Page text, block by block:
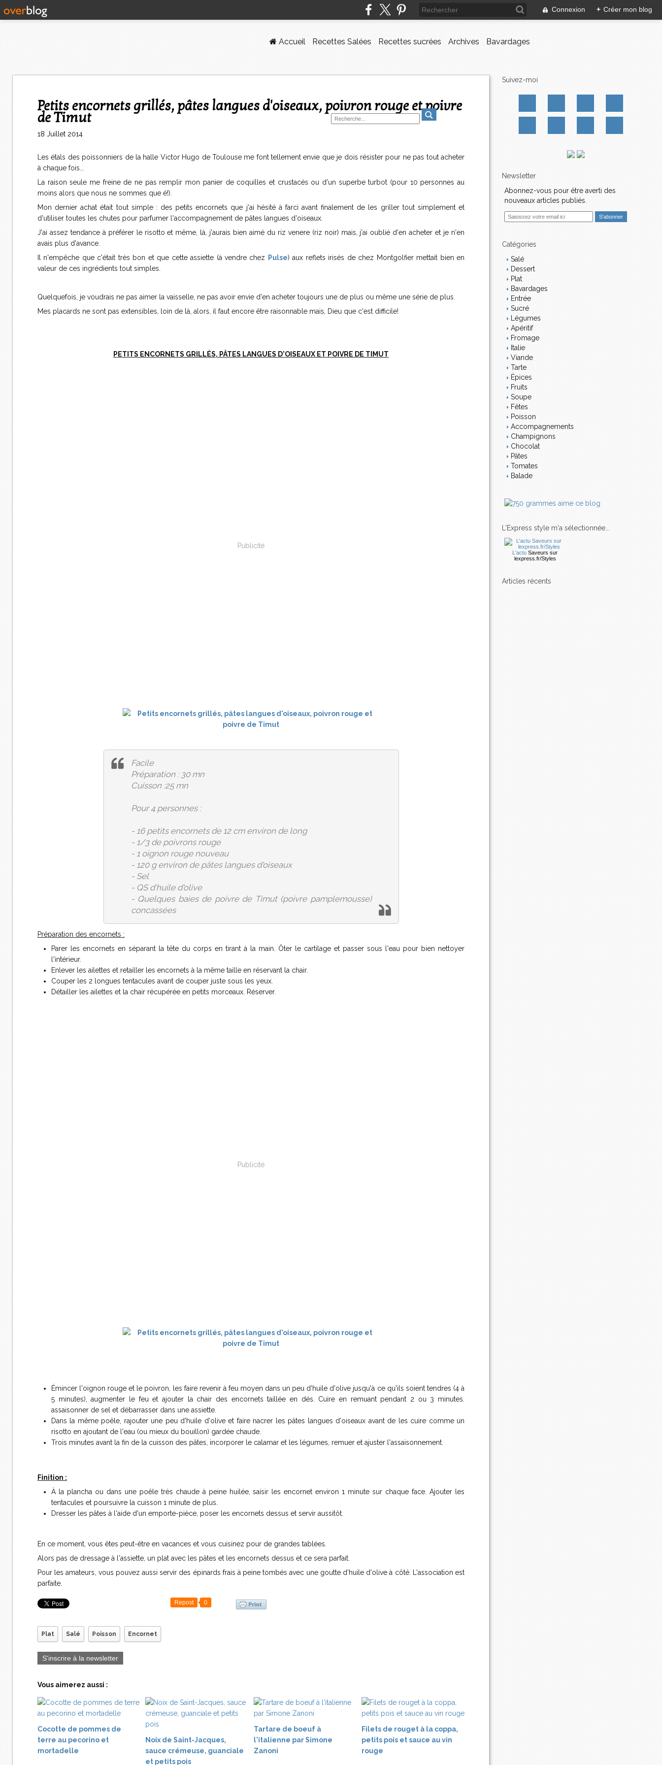
Connexion + Créer mon blog
Accueil Recettes Salées Recettes sucrées Archives Bavardages
Petits encornets grillés, pâtes langues d'oiseaux, poivron rouge et poivre
de Timut
18 Juillet 2014
Les étals des poissonniers de la halle Victor Hugo de Toulouse me font tellement envie que je dois résister pour ne pas tout acheter
à chaque fois...
La raison seule me freine de ne pas remplir mon panier de coquilles et crustacés ou d'un superbe turbot (pour 10 personnes au
moins alors que nous ne sommes que é!).
Mon dernier achat était tout simple : des petits encornets que j'ai hésité à farci avant finalement de les griller tout simplement et
d'utiliser toutes les chutes pour parfumer l'accompagnement de pâtes langues d'oiseaux.
J'ai assez tendance à préférer le risotto et même, là, j'aurais bien aimé du riz venere (riz noir) mais, j'ai oublié d'en acheter et je n'en
avais plus d'avance.
Il n'empêche que c'était très bon et que cette assiette (à vendre chez
Pulse) aux reflets irisés de chez Montgolfier mettait bien en
valeur de ces ingrédients tout simples.
Quelquefois, je voudrais ne pas aimer la vaisselle, ne pas avoir envie d'en acheter toujours une de plus ou même une série de plus.
Mes placards ne sont pas extensibles, loin de là, alors, il faut encore être raisonnable mais, Dieu que c'est difficile!
PETITS ENCORNETS GRILLÉS, PÂTES LANGUES D'OISEAUX ET POIVRE DE TIMUT
Publicité
Facile
Préparation : 30 mn
Cuisson :25 mn
Pour 4 personnes :
- 16 petits encornets de 12 cm environ de long
- 1/3 de poivrons rouge
- 1 oignon rouge nouveau
- 120 g environ de pâtes langues d'oiseaux
- Sel
- QS d'huile d'olive
- Quelques baies de poivre de Timut (poivre pamplemousse)
concassées
Préparation des encornets :
Parer les encornets en séparant la tête du corps en tirant à la main. Ôter le cartilage et passer sous l'eau pour bien nettoyer
l'intérieur.
Enlever les ailettes et retailler les encornets à la même taille en réservant la chair.
Couper les 2 longues tentacules avant de couper juste sous les yeux.
Détailler les ailettes et la chair récupérée en petits morceaux. Réserver.
Publicité
Émincer l'oignon rouge et le poivron, les faire revenir à feu moyen dans un peu d'huile d'olive jusqu'à ce qu'ils soient tendres (4 à
5 minutes), augmenter le feu et ajouter la chair des encornets taillée en dés. Cuire en remuant pendant 2 ou 3 minutes.
assaisonner de sel et débarrasser dans une assiette.
Dans la même poêle, rajouter une peu d'huile d'olive et faire nacrer les pâtes langues d'oiseaux avant de les cuire comme un
risotto en ajoutant de l'eau (ou mieux du bouillon) gardée chaude.
Trois minutes avant la fin de la cuisson des pâtes, incorporer le calamar et les légumes, remuer et ajuster l'assaisonnement.
Finition :
À la plancha ou dans une poêle très chaude à peine huilée, saisir les encornet environ 1 minute sur chaque face. Ajouter les
tentacules et poursuivre la cuisson 1 minute de plus.
Dresser les pâtes à l'aide d'un emporte-pièce, poser les encornets dessus et servir aussitôt.
En ce moment, vous êtes peut-être en vacances et vous cuisinez pour de grandes tablées.
Alors pas de dressage à l'assiette, un plat avec les pâtes et les encornets dessus et ce sera parfait.
Pour les amateurs, vous pouvez aussi servir des épinards frais à peine tombés avec une goutte d'huile d'olive à côté. L'association est
parfaite.
Repost 0
Plat Salé Poisson Encornet
S'inscrire à la newsletter
Vous aimerez aussi :
Cocotte de pommes de
terre au pecorino et
mortadelle
Noix de Saint-Jacques,
sauce crémeuse, guanciale
et petits pois
Tartare de boeuf à
l'italienne par Simone
Zanoni
Filets de rouget à la coppa,
petits pois et sauce au vin
rouge
Suivez-moi
Newsletter
Abonnez-vous pour être averti des
nouveaux articles publiés.
i Catégories
Salé
Dessert
Plat
Bavardages
Entrée
Sucré
Légumes
Apéritif
Fromage
Italie
Viande
Tarte
Épices
Fruits
Soupe
Fêtes
Poisson
Accompagnements
Champignons
Chocolat
Pâtes
Tomates
Balade
L'Express style m'a sélectionnée...
L'actu Saveurs sur
lexpress.fr/Styles
articles récents